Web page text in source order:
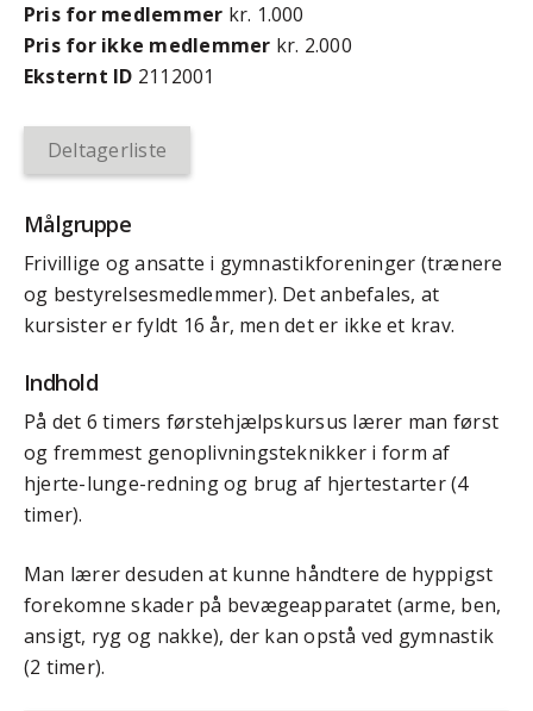
Pris for medlemmer kr. 1.000
Pris for ikke medlemmer kr. 2.000
Eksternt ID 2112001
Deltagerliste
Målgruppe
Frivillige og ansatte i gymnastikforeninger (trænere
og bestyrelsesmedlemmer). Det anbefales, at
kursister er fyldt 16 år, men det er ikke et krav.
Indhold
På det 6 timers førstehjælpskursus lærer man først
og fremmest genoplivningsteknikker i form af
hjerte-lunge-redning og brug af hjertestarter (4
timer).
Man lærer desuden at kunne håndtere de hyppigst
forekomne skader på bevægeapparatet (arme, ben,
ansigt, ryg og nakke), der kan opstå ved gymnastik
(2 timer).